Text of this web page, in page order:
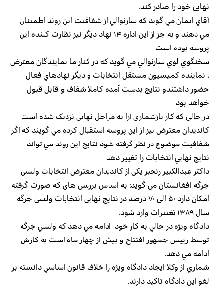
نهایی خود را صادر کند.
آقاي ايمان مي گويد كه سارنوالي از شفافيت اين روند اطمينان
مي دهند و به جز از اين اداره ۱۴ نهاد ديگر نيز نظارت كننده اين
پروسه بوده است
سخنگوي لوي سارنوالي مي گويد كه در كنار ما نمايندگان معترض
، نماينده كميسيون مستقل انتخابات و ديگر نهادهاي فعال
حضور داشتندو نتايج بدست آمده كاملا شفاف و قابل قبول
خواهد بود.
در حالی که کار بازشماری آرا به مراحل نهایی نزدیک شده است
کاندیدان معترض نیز از این پروسه استقبال كرده مي گويند كه اگر
شفافيت موضوع در نظر گرفته شود نتايج اين روند مي تواند
نتايج نهايي انتخابات را تغيير دهد
داکتر عبدالکبیر رنجبر یکی از کاندیدان معترض انتخابات ولسی
جرگه افغانستان می گوید: به اساس بررسی های که صورت گرفته
امکان دارد ۵۰ الی ۷۰ درصد در نتایج نهایی انتخابات ولسی جرگه
سال ۱۳۸۹ تغییرات وارد شود.
دادگاه وي‍ژه در حالي به كار خود ادامه مي دهد كه ولسي جرگه
توسط رييس جمهور افتتاح و بيش از چهار ماه است به كارش
ادامه مي دهد.
شماري از وكلا ايجاد دادگاه ويژه را خلاف قانون اساسي دانسته بر
لغو اين دادگاه تاكيد دارند.